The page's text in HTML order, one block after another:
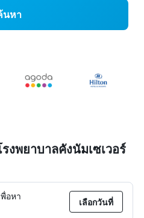
นหา
งพยาบาลคังนัมเซเวอร์
อหา
เลือกวันที่